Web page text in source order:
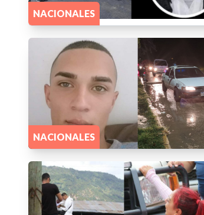
NACIONALES
NACIONALES